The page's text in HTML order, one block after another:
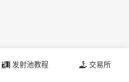
发射池教程 交易所